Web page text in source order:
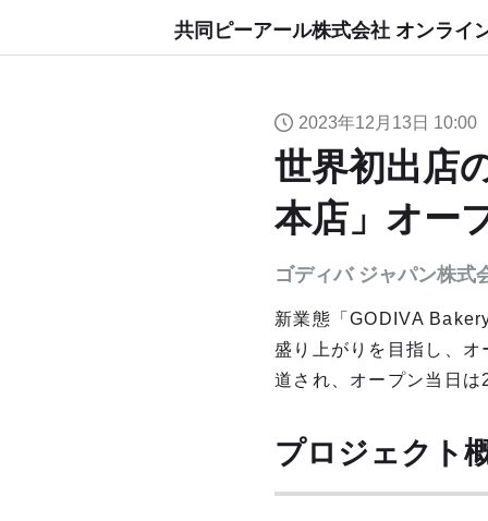
共同ピーアール株式会社 オンライ
2023年12月13日 10:00
世界初出店
本店」オー
ゴディバ ジャパン株式
新業態「GODIVA
盛り上がりを目指し、
道され、オープン当日
プロジェクト